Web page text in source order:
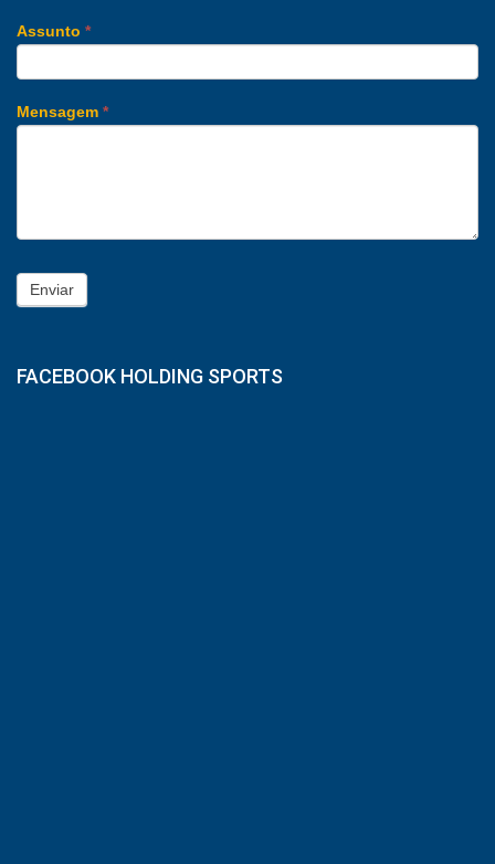
Assunto *
Mensagem *
Enviar
FACEBOOK HOLDING SPORTS